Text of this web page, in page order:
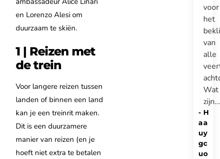
en Lorenzo Alesi om
duurzaam te skiën.
1 | Reizen met
de trein
Voor langere reizen tussen
landen of binnen een land
kan je een treinrit maken.
Dit is een duurzamere
manier van reizen (en je
hoeft niet extra te betalen
voor
het
van
alle
Wat
zijn…
H
a
y
c
o
-
a
u
g
u